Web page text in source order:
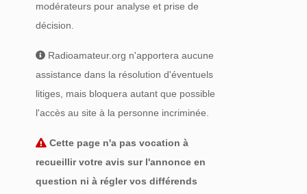
modérateurs pour analyse et prise de
décision.
Radioamateur.org n'apportera aucune
assistance dans la résolution d'éventuels
litiges, mais bloquera autant que possible
l'accès au site à la personne incriminée.
Cette page n'a pas vocation à
recueillir votre avis sur l'annonce en
question ni à régler vos différends